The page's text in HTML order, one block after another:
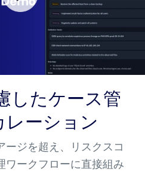
したケース管
ーション
ージを超え、リスクスコ
ワークフローに直接組み